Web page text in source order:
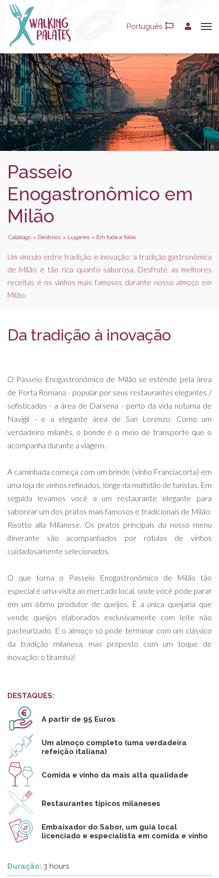
Português
Passeio
Enogastronômico em
Milão
Catálogo » Destinos » Lugares » Em toda a Itália
Um vínculo entre tradição e inovação: a tradição gastronômica
de Milão é tão rica quanto saborosa. Desfrute as melhores
receitas e os vinhos mais famosos durante nosso almoço em
Milão.
Da tradição à inovação
O Passeio Enogastronômico de Milão se estende pela área
de Porta Romana - popular por seus restaurantes elegantes /
sofisticados - a área de Darsena - perto da vida noturna de
Navigli - e a elegante área de San Lorenzo. Como um
verdadeiro milanês, o bonde é o meio de transporte que o
acompanha durante a viagem.
A caminhada começa com um brinde (vinho Franciacorta) em
uma loja de vinhos refinados, longe da multidão de turistas. Em
seguida levamos você a um restaurante elegante para
saborear um dos pratos mais famosos e tradicionais de Milão:
Risotto alla Milanese. Os pratos principais do nosso menu
itinerante são acompanhados por rótulos de vinhos
cuidadosamente selecionados.
O que torna o Passeio Enogastronômico de Milão tão
especial é uma visita ao mercado local, onde você pode parar
em um ótimo produtor de queijos. É a única queijaria que
vende queijos elaborados exclusivamente com leite não
pasteurizado. E o almoço só pode terminar com um clássico
da tradição milanesa, mas proposto com um toque de
inovação: o tiramisù!
DESTAQUES:
A partir de 95 Euros
Um almoço completo (uma verdadeira
refeição italiana)
Comida e vinho da mais alta qualidade
Restaurantes típicos milaneses
Embaixador do Sabor, um guia local
licenciado e especialista em comida e vinho
Duração: 3 hours